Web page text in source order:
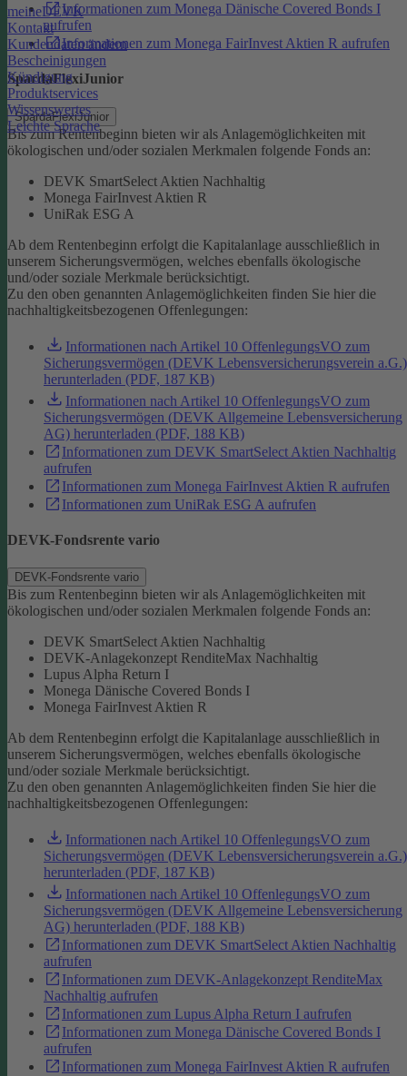
meineDEVK
Kontakt
Kundendaten ändern
Bescheinigungen
Kündigung
Produktservices
Wissenswertes
Leichte Sprache
Informationen zum Monega Dänische Covered Bonds I
aufrufen
Informationen zum Monega FairInvest Aktien R aufrufen
SpardaFlexiJunior
SpardaFlexiJunior
Bis zum Rentenbeginn bieten wir als Anlagemöglichkeiten mit
ökologischen und/oder sozialen Merkmalen folgende Fonds an:
DEVK SmartSelect Aktien Nachhaltig
Monega FairInvest Aktien R
UniRak ESG A
Ab dem Rentenbeginn erfolgt die Kapitalanlage ausschließlich in
unserem Sicherungsvermögen, welches ebenfalls ökologische
und/oder soziale Merkmale berücksichtigt.
Zu den oben genannten Anlagemöglichkeiten finden Sie hier die
nachhaltigkeitsbezogenen Offenlegungen:
Informationen nach Artikel 10 OffenlegungsVO zum
Sicherungsvermögen (DEVK Lebensversicherungsverein a.G.)
herunterladen (PDF, 187 KB)
Informationen nach Artikel 10 OffenlegungsVO zum
Sicherungsvermögen (DEVK Allgemeine Lebensversicherung
AG) herunterladen (PDF, 188 KB)
Informationen zum DEVK SmartSelect Aktien Nachhaltig
aufrufen
Informationen zum Monega FairInvest Aktien R aufrufen
Informationen zum UniRak ESG A aufrufen
DEVK-Fondsrente vario
DEVK-Fondsrente vario
Bis zum Rentenbeginn bieten wir als Anlagemöglichkeiten mit
ökologischen und/oder sozialen Merkmalen folgende Fonds an:
DEVK SmartSelect Aktien Nachhaltig
DEVK-Anlagekonzept RenditeMax Nachhaltig
Lupus Alpha Return I
Monega Dänische Covered Bonds I
Monega FairInvest Aktien R
Ab dem Rentenbeginn erfolgt die Kapitalanlage ausschließlich in
unserem Sicherungsvermögen, welches ebenfalls ökologische
und/oder soziale Merkmale berücksichtigt.
Zu den oben genannten Anlagemöglichkeiten finden Sie hier die
nachhaltigkeitsbezogenen Offenlegungen:
Informationen nach Artikel 10 OffenlegungsVO zum
Sicherungsvermögen (DEVK Lebensversicherungsverein a.G.)
herunterladen (PDF, 187 KB)
Informationen nach Artikel 10 OffenlegungsVO zum
Sicherungsvermögen (DEVK Allgemeine Lebensversicherung
AG) herunterladen (PDF, 188 KB)
Informationen zum DEVK SmartSelect Aktien Nachhaltig
aufrufen
Informationen zum DEVK-Anlagekonzept RenditeMax
Nachhaltig aufrufen
Informationen zum Lupus Alpha Return I aufrufen
Informationen zum Monega Dänische Covered Bonds I
aufrufen
Informationen zum Monega FairInvest Aktien R aufrufen